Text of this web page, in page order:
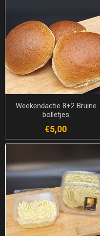
Weekendactie 8+2 Bruine
bolletjes
€5,00